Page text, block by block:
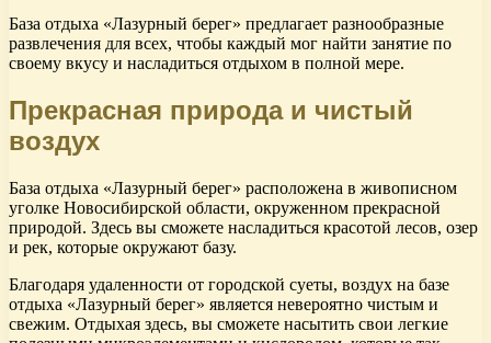
База отдыха «Лазурный берег» предлагает разнообразные
развлечения для всех, чтобы каждый мог найти занятие по
своему вкусу и насладиться отдыхом в полной мере.
Прекрасная природа и чистый
воздух
База отдыха «Лазурный берег» расположена в живописном
уголке Новосибирской области, окруженном прекрасной
природой. Здесь вы сможете насладиться красотой лесов, озер
и рек, которые окружают базу.
Благодаря удаленности от городской суеты, воздух на базе
отдыха «Лазурный берег» является невероятно чистым и
свежим. Отдыхая здесь, вы сможете насытить свои легкие